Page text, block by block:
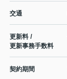
交通
更新料 /
更新事務手数料
契約期間